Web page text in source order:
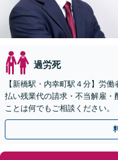
過労死
【新橋駅・内幸町駅４分】労
払い残業代の請求・不当解雇
ことは何でもご相談ください。